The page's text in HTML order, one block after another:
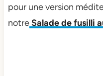
pour une version
notreSalade de fusilli